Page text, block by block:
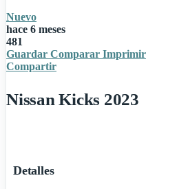
Nuevo
hace 6 meses
481
Guardar Comparar Imprimir
Compartir
Nissan Kicks 2023
Detalles